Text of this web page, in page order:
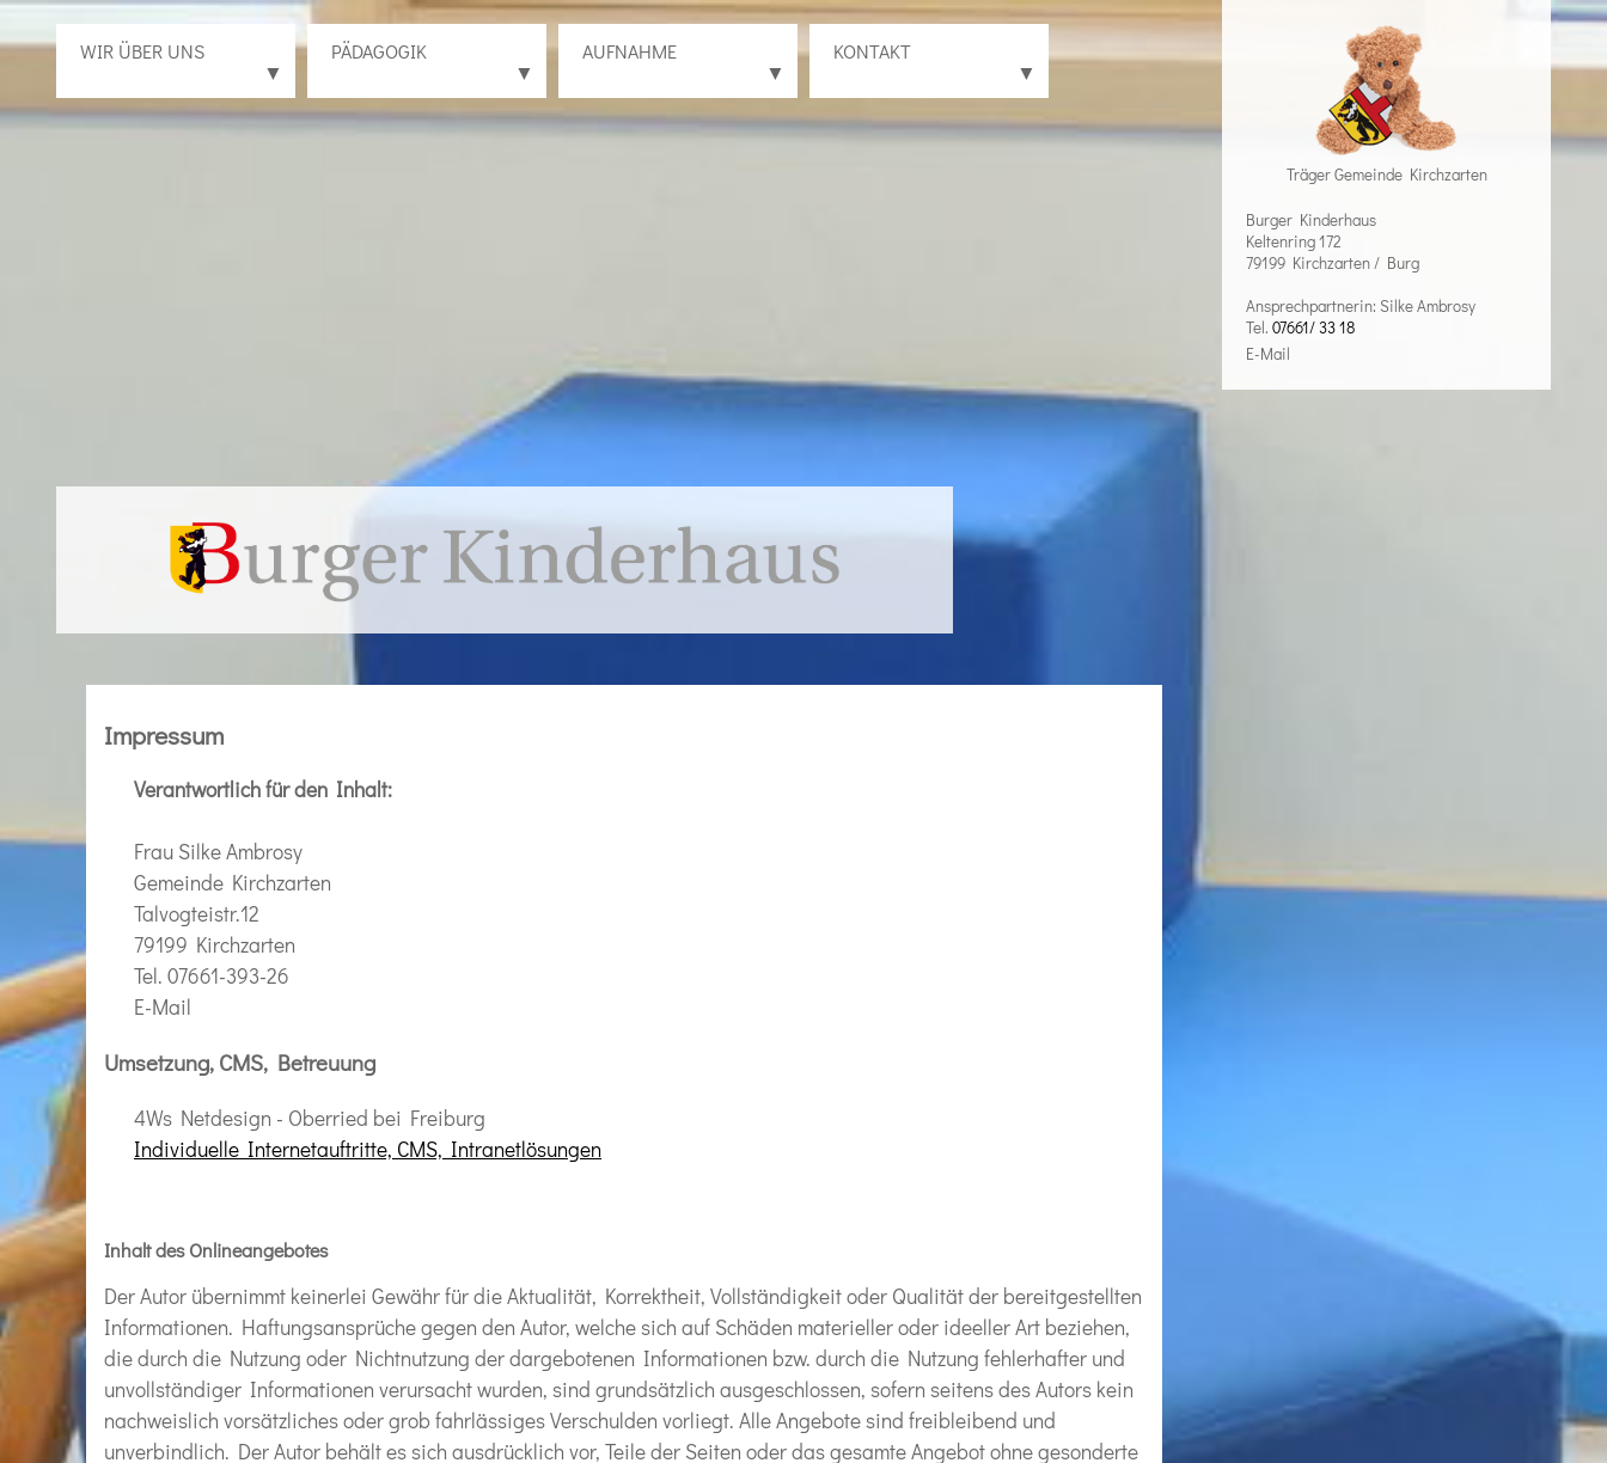
WIR ÜBER UNS
▼
PÄDAGOGIK
▼
AUFNAHME
▼
KONTAKT
▼
Träger Gemeinde Kirchzarten
Burger Kinderhaus
Keltenring 172
79199 Kirchzarten / Burg
Ansprechpartnerin: Silke Ambrosy
Tel. 07661/ 33 18
E-Mail
Impressum
Verantwortlich für den Inhalt:
Frau Silke Ambrosy
Gemeinde Kirchzarten
Talvogteistr.12
79199 Kirchzarten
Tel. 07661-393-26
E-Mail
Umsetzung, CMS, Betreuung
4Ws Netdesign - Oberried bei Freiburg
Individuelle Internetauftritte, CMS, Intranetlösungen
Inhalt des Onlineangebotes
Der Autor übernimmt keinerlei Gewähr für die Aktualität, Korrektheit, Vollständigkeit oder Qualität der bereitgestellten
Informationen. Haftungsansprüche gegen den Autor, welche sich auf Schäden materieller oder ideeller Art beziehen,
die durch die Nutzung oder Nichtnutzung der dargebotenen Informationen bzw. durch die Nutzung fehlerhafter und
unvollständiger Informationen verursacht wurden, sind grundsätzlich ausgeschlossen, sofern seitens des Autors kein
nachweislich vorsätzliches oder grob fahrlässiges Verschulden vorliegt. Alle Angebote sind freibleibend und
unverbindlich. Der Autor behält es sich ausdrücklich vor, Teile der Seiten oder das gesamte Angebot ohne gesonderte